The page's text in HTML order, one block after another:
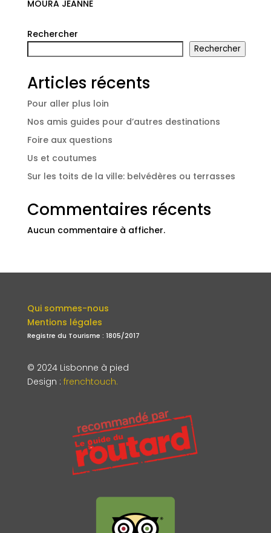
MOURA JEANNE
Rechercher
Rechercher
Articles récents
Pour aller plus loin
Nos amis guides pour d’autres destinations
Foire aux questions
Us et coutumes
Sur les toits de la ville: belvédères ou terrasses
Commentaires récents
Aucun commentaire à afficher.
Qui sommes-nous
Mentions légales
Registre du Tourisme : 1805/2017
© 2024 Lisbonne à pied
Design : frenchtouch.